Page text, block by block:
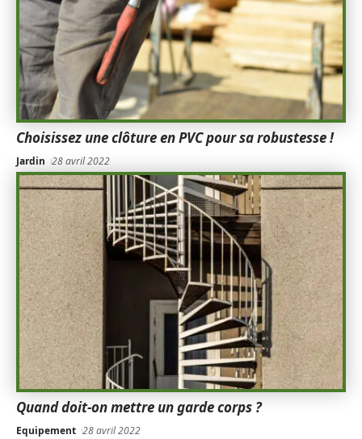
Choisissez une clôture en PVC pour sa robustesse !
Jardin 28 avril 2022
Quand doit-on mettre un garde corps ?
Equipement 28 avril 2022